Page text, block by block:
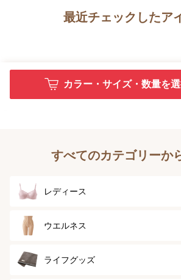
最近チェックしたア
カラー・サイズ・数量を
すべてのカテゴリーか
レディース
ブラジャー
ボディースーツ
ウエルネス
健康サポート
ライフグッズ